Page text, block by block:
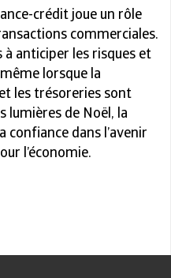
crédit joue un rôle
commerciales.
anticiper les risques et
lorsque la
les trésoreries sont
lumières de Noël, la
confiance dans l’avenir
l’économie.